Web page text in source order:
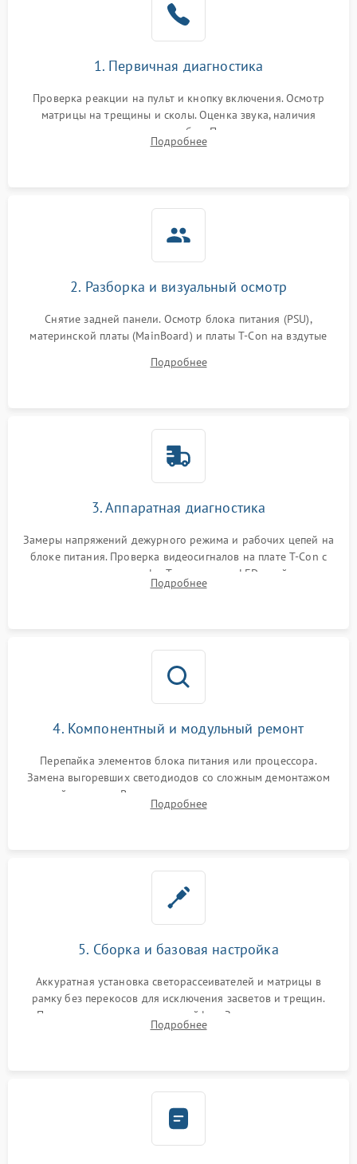
1. Первичная диагностика
Проверка реакции на пульт и кнопку включения. Осмотр
матрицы на трещины и сколы. Оценка звука, наличия
подсветки и индикаторов ошибок. Подключение тестовых
источников сигнала для выявления симптомов поломки.
Подробнее
2. Разборка и визуальный осмотр
Снятие задней панели. Осмотр блока питания (PSU),
материнской платы (MainBoard) и платы T-Con на вздутые
Проверка надежности фиксации и целостности шлейфов.
Подробнее
3. Аппаратная диагностика
Замеры напряжений дежурного режима и рабочих цепей на
блоке питания. Проверка видеосигналов на плате T-Con с
помощью осциллографа. Тестирование LED-драйвера и
светодиодных планок подсветки мультиметром.
Подробнее
4. Компонентный и модульный ремонт
Перепайка элементов блока питания или процессора.
Замена выгоревших светодиодов со сложным демонтажом
хрупкой матрицы. Восстановление поврежденных дорожек,
прошивка микросхем памяти EEPROM
Подробнее
5. Сборка и базовая настройка
Аккуратная установка светорассеивателей и матрицы в
рамку без перекосов для исключения засветов и трещин.
Подключение внутренних шлейфов. Закрытие корпуса.
Сброс настроек и обновление программного обеспечения.
Подробнее